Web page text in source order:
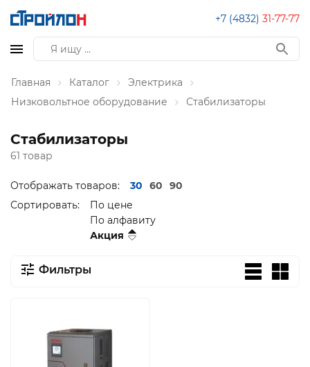
+7 (4832) 31-77-77
Главная Каталог
Электрика
Низковольтное оборудование
Стабилизаторы
Стабилизаторы
61 товар
Отображать товаров: 30 60
90
Сортировать:
По цене
По алфавиту
Акция
Фильтры